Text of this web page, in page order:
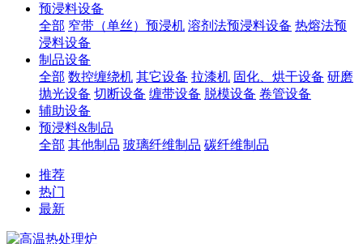
预浸料设备
全部 窄带（单丝）预浸机 溶剂法预浸料设备 热熔法预
浸料设备
制品设备
全部 数控缠绕机 其它设备 拉漆机 固化、烘干设备 研磨
抛光设备 切断设备 缠带设备 脱模设备 卷管设备
辅助设备
预浸料&制品
全部 其他制品 玻璃纤维制品 碳纤维制品
推荐
热门
最新